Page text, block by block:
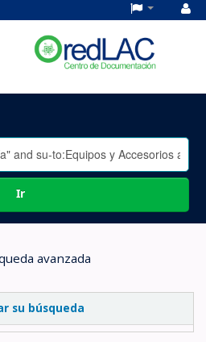
Ir
avanzada
su búsqueda